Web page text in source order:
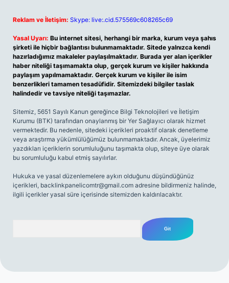
Reklam ve İletişim: Skype: live:.cid.575569c608265c69
Yasal Uyarı: Bu internet sitesi, herhangi bir marka, kurum veya şahıs
şirketi ile hiçbir bağlantısı bulunmamaktadır. Sitede yalnızca kendi
hazırladığımız makaleler paylaşılmaktadır. Burada yer alan içerikler
haber niteliği taşımamakta olup, gerçek kurum ve kişiler hakkında
paylaşım yapılmamaktadır. Gerçek kurum ve kişiler ile isim
benzerlikleri tamamen tesadüfidir. Sitemizdeki bilgiler taslak
halindedir ve tavsiye niteliği taşımazlar.
Sitemiz, 5651 Sayılı Kanun gereğince Bilgi Teknolojileri ve İletişim
Kurumu (BTK) tarafından onaylanmış bir Yer Sağlayıcı olarak hizmet
vermektedir. Bu nedenle, sitedeki içerikleri proaktif olarak denetleme
veya araştırma yükümlülüğümüz bulunmamaktadır. Ancak, üyelerimiz
yazdıkları içeriklerin sorumluluğunu taşımakta olup, siteye üye olarak
bu sorumluluğu kabul etmiş sayılırlar.
Hukuka ve yasal düzenlemelere aykırı olduğunu düşündüğünüz
içerikleri, backlinkpanelicomtr@gmail.com adresine bildirmeniz halinde,
ilgili içerikler yasal süre içerisinde sitemizden kaldırılacaktır.